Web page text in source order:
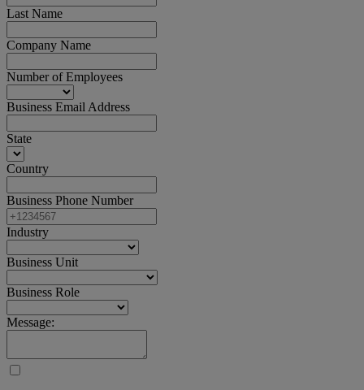
Last Name
Company Name
Number of Employees
Business Email Address
State
Country
Business Phone Number
Industry
Business Unit
Business Role
Message: